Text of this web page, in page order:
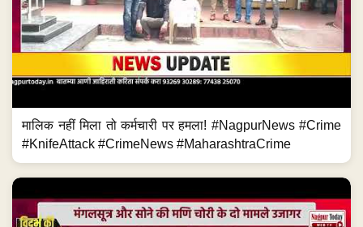
मालिक नहीं मिला तो कर्मचारी पर हमला! #NagpurNews #Crime
#KnifeAttack #CrimeNews #MaharashtraCrime